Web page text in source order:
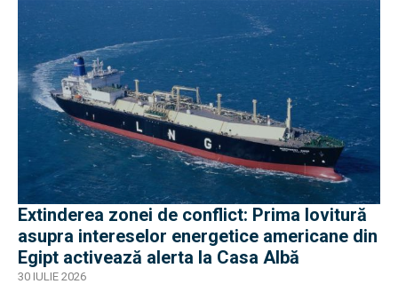
Extinderea zonei de conflict: Prima lovitură
asupra intereselor energetice americane din
Egipt activează alerta la Casa Albă
30 IULIE 2026